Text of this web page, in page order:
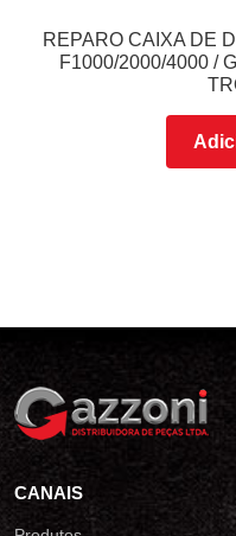
REPARO CAIXA DE
F1000/2000/4000 /
CANAIS